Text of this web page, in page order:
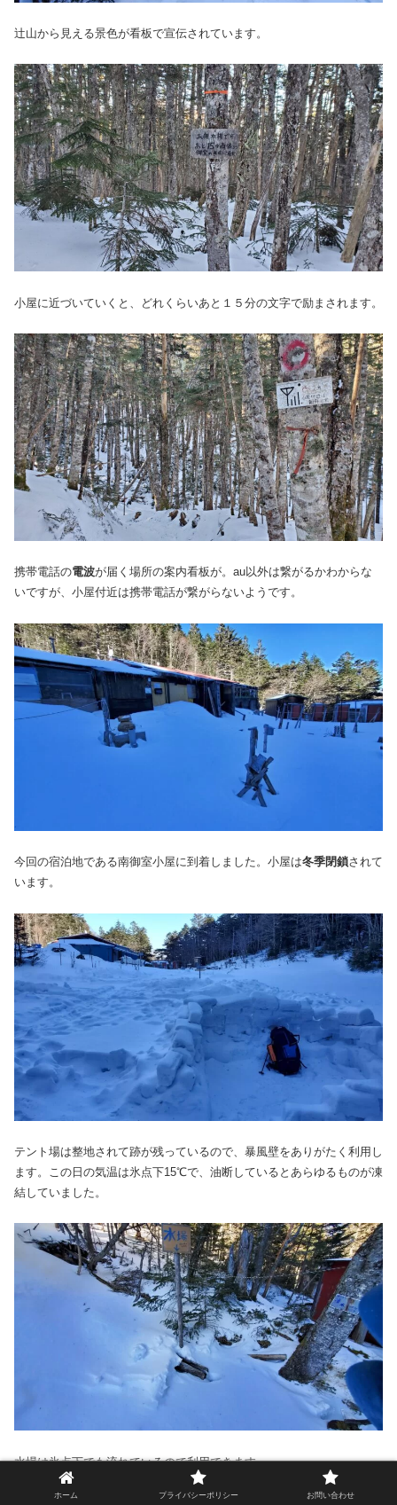
辻山から見える景色が看板で宣伝されています。
小屋に近づいていくと、どれくらいあと１５分の文字で励まされます。
携帯電話の電波が届く場所の案内看板が。au以外は繋がるかわからな
いですが、小屋付近は携帯電話が繋がらないようです。
今回の宿泊地である南御室小屋に到着しました。小屋は冬季閉鎖されて
います。
テント場は整地されて跡が残っているので、暴風壁をありがたく利用し
ます。この日の気温は氷点下15℃で、油断しているとあらゆるものが凍
結していました。
水場は氷点下でも流れているので利用できます。
ホーム プライバシーポリシー お問い合わせ